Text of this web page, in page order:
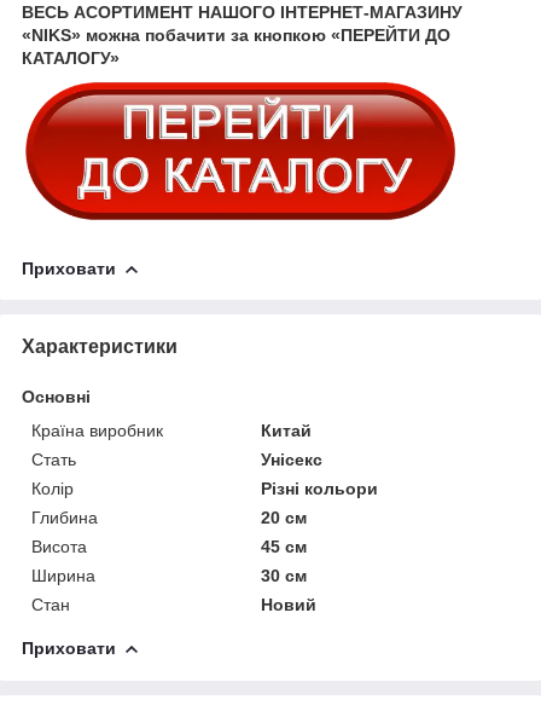
ВЕСЬ АСОРТИМЕНТ НАШОГО ІНТЕРНЕТ-МАГАЗИНУ
«NIKS» можна побачити за кнопкою «ПЕРЕЙТИ ДО
КАТАЛОГУ»
Приховати
Характеристики
Основні
Країна виробник
Китай
Стать
Унісекс
Колір
Різні кольори
Глибина
20 см
Висота
45 см
Ширина
30 см
Стан
Новий
Приховати